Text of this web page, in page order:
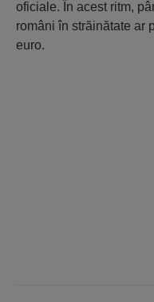
oficiale. În acest ritm,
români în străinătate ar
euro.